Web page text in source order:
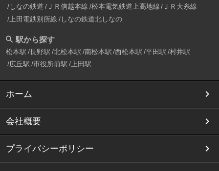
しなの鉄道 ＪＲ信越本線 松本電気鉄道上高地線
ＪＲ大糸線
上田電鉄別所線 しなの鉄道北しなの
駅から探す
松本駅 長野駅 北松本駅 南松本駅 西松本駅 平田駅 村井駅
広丘駅 市役所前駅 上田駅
ホーム
会社概要
プライバシーポリシー